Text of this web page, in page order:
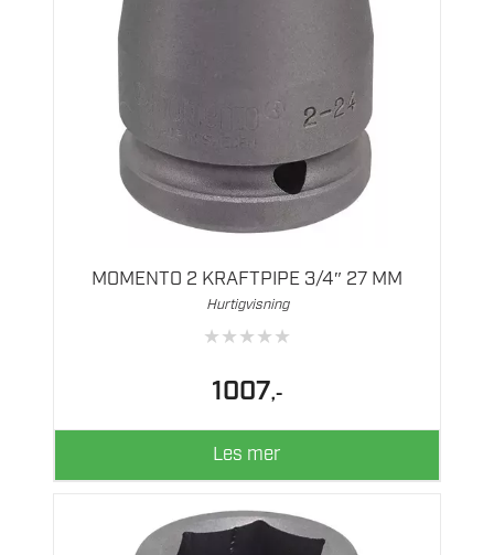
MOMENTO 2 KRAFTPIPE 3/4″ 27 MM
Hurtigvisning
★★★★★
1007,-
Les mer